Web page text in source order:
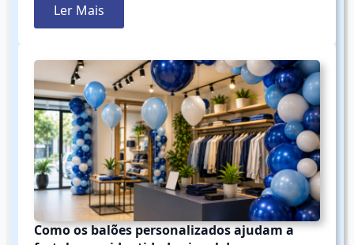
Ler Mais
Como os balões personalizados ajudam a